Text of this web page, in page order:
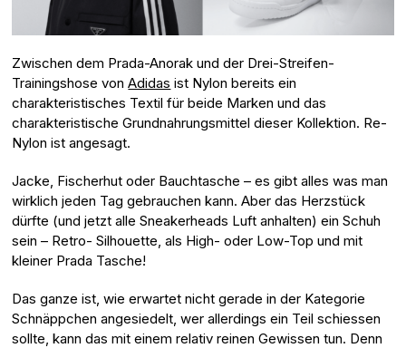
Zwischen dem Prada-Anorak und der Drei-Streifen-
Trainingshose vonAdidas ist Nylon bereits ein
charakteristisches Textil für beide Marken und das
charakteristische Grundnahrungsmittel dieser Kollektion. Re-
Nylon ist angesagt.
Jacke, Fischerhut oder Bauchtasche – es gibt alles was man
wirklich jeden Tag gebrauchen kann. Aber das Herzstück
dürfte (und jetzt alle Sneakerheads Luft anhalten) ein Schuh
sein – Retro- Silhouette, als High- oder Low-Top und mit
kleiner Prada Tasche!
Das ganze ist, wie erwartet nicht gerade in der Kategorie
Schnäppchen angesiedelt, wer allerdings ein Teil schiessen
sollte, kann das mit einem relativ reinen Gewissen tun. Denn